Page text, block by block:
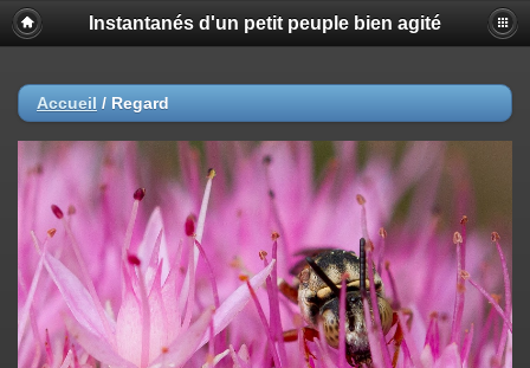
Instantanés d'un petit peuple bien agité
Accueil / Regard